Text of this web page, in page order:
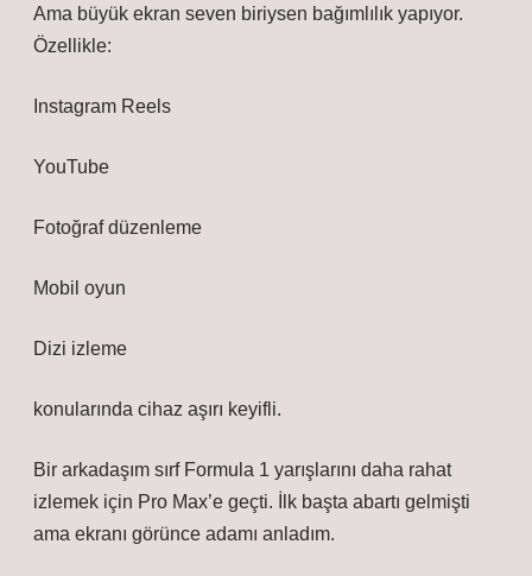
Ama büyük ekran seven biriysen bağımlılık yapıyor.
Özellikle:
Instagram Reels
YouTube
Fotoğraf düzenleme
Mobil oyun
Dizi izleme
konularında cihaz aşırı keyifli.
Bir arkadaşım sırf Formula 1 yarışlarını daha rahat
izlemek için Pro Max’e geçti. İlk başta abartı gelmişti
ama ekranı görünce adamı anladım.